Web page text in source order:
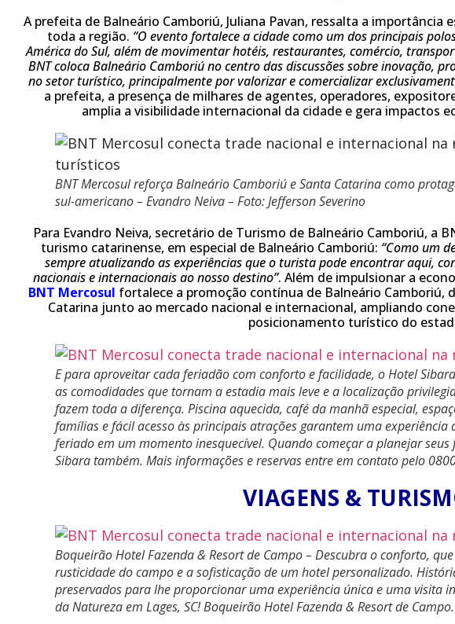
A prefeita de Balneário Camboriú, Juliana Pavan, ressalta a
toda a região. “O evento fortalece a cidade como um dos principais
América do Sul, além de movimentar hotéis, restaurantes, comércio,
BNT ​coloca Balneário Camboriú no centro das discussões sobre inovação,
no setor turístico, principalmente por valorizar e comercializar
a prefeita, a presença de milhares de agentes, operadores,
amplia a visibilidade internacional da cidade e gera impactos
BNT Mercosul reforça Balneário Camboriú e Santa Catarina como
sul-americano – Evandro Neiva – Foto: Jefferson Severino
Para Evandro Neiva, secretário de Turismo de Balneário Camboriú, a
turismo catarinense, em especial de Balneário Camboriú: “Como um
sempre atualizando as experiências que o turista pode encontrar aqui,
nacionais e internacionais ao nosso destino”. Além de impulsionar a
BNT Mercosul fortalece a promoção contínua de Balneário Camboriú,
Catarina junto ao mercado nacional e internacional, ampliando
posicionamento turístico do
E para aproveitar cada feriadão com conforto e facilidade, o Hotel
as comodidades que tornam a estadia mais leve e a localização
fazem toda a diferença. Piscina aquecida, café da manhã especial,
famílias e fácil acesso às principais atrações garantem uma
feriado em um momento inesquecível. Quando começar a planejar seus
Sibara também. Mais informações e reservas entre em contato pelo
VIAGENS &
Boqueirão Hotel Fazenda & Resort de Campo – Descubra o conforto,
rusticidade do campo e a sofisticação de um hotel personalizado.
preservados para lhe proporcionar uma experiência única e uma visita
da Natureza em Lages, SC! Boqueirão Hotel Fazenda & Resort de